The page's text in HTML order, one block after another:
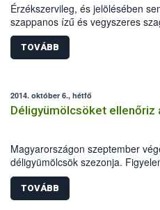
Érzékszervileg, és jelölésében
szappanos ízű és vegyszeres
hatályú visszahívását rendelte el
minőségi problémákon túl a
forgalmazott, 2014. november
TOVÁBB
2014. október 6., hétfő
Déligyümölcsöket ellenőriz
Magyarországon szeptember
déligyümölcsök szezonja.
minősége a szezon kezdeti
Fazekas Sándor
kiemelten ellenőrizze e termékek
TOVÁBB